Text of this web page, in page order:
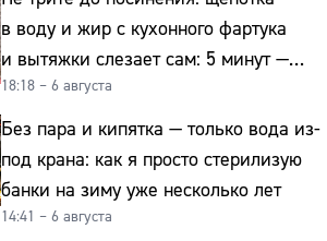
в воду и жир с кухонного фартука
и вытяжки слезает сам: 5 минут —
и сверкает как новая
18:18 – 6 августа
Без пара и кипятка — только вода из-
под крана: как я просто стерилизую
банки на зиму уже несколько лет
14:41 – 6 августа